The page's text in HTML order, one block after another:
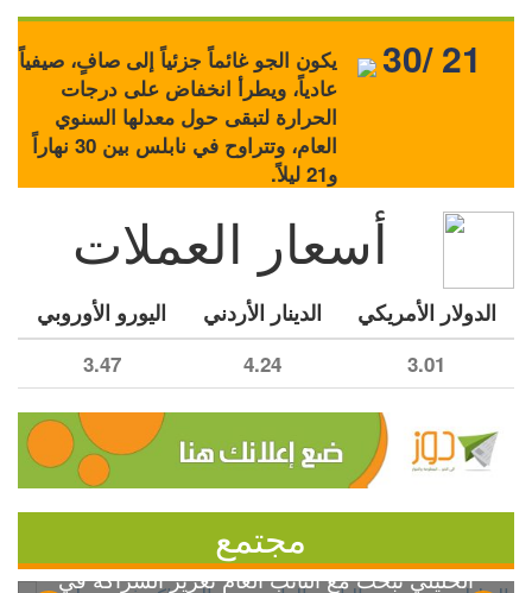
يكون الجو غائماً جزئياً إلى صافٍ، صيفياً
عادياً، ويطرأ انخفاض على درجات
الحرارة لتبقى حول معدلها السنوي
العام، وتتراوح في نابلس بين 30 نهاراً
و21 ليلاً.
30/ 21
أسعار العملات
الدولار الأمريكي الدينار الأردني اليورو الأوروبي
3.01
4.24
3.47
مجتمع
الخليلي تبحث مع النائب العام تعزيز الشراكة في